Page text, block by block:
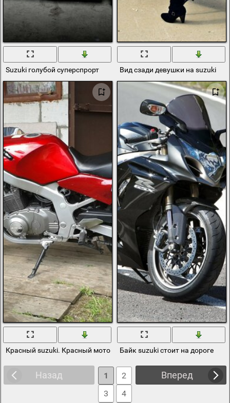
Suzuki голубой суперспрорт Вид сзади девушки на suzuki
Красный suzuki. Красный мотоциклБайк suzuki стоит на дороге
Назад Вперед
1
2
3
4